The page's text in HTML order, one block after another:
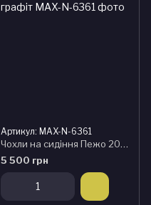
Артикул: MAX-N-6361
Чохли на сидіння Пежо 206 (Peugeot 206) модельні MAX-N з екошкіри Чорно-сірий, графіт
5 500 грн